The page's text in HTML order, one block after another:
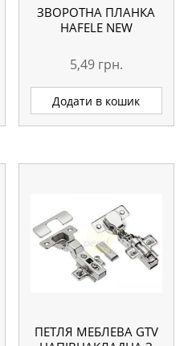
ЗВОРОТНА ПЛАНКА
HAFELE NEW
5,49 грн.
Додати в кошик
ПЕТЛЯ МЕБЛЕВА GTV